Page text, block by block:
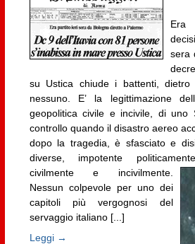
Era
sera
su Ustica chiude i battenti,
nessuno. E’ la legittimazione
geopolitica civile e incivile, di uno
controllo quando il disastro aereo
dopo la tragedia, è sfasciato e
diverse, impotente
civilmente e incivilmente.
Nessun colpevole per uno dei
capitoli più vergognosi del
servaggio italiano [...]
Leggi →